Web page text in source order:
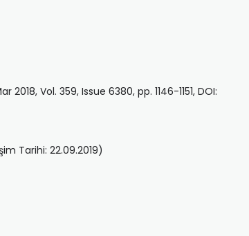
Vol. 359, Issue 6380, pp. 1146-1151, DOI:
Tarihi: 22.09.2019)